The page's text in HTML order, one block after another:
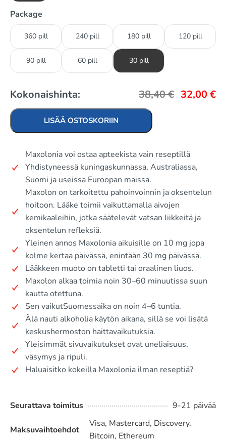
Package
360 pill 240 pill 180 pill 120 pill
90 pill 60 pill 30 pill
Kokonaishinta: 38,40€ 32,00€
LISÄÄ OSTOSKORIIN
Maxolonia voi ostaa apteekista vain reseptillä
Yhdistyneessä kuningaskunnassa, Australiassa,
Suomi ja useissa Euroopan maissa.
Maxolon on tarkoitettu pahoinvoinnin ja oksentelun
hoitoon. Lääke toimii vaikuttamalla aivojen
kemikaaleihin, jotka säätelevät vatsan liikkeitä ja
oksentelun refleksiä.
Yleinen annos Maxolonia aikuisille on 10 mg jopa
kolme kertaa päivässä, enintään 30 mg päivässä.
Lääkkeen muoto on tabletti tai oraalinen liuos.
Maxolon alkaa toimia noin 30–60 minuutissa suun
kautta otettuna.
Sen vaikutSuomessaika on noin 4–6 tuntia.
Älä nauti alkoholia käytön aikana, sillä se voi lisätä
keskushermoston haittavaikutuksia.
Yleisimmät sivuvaikutukset ovat uneliaisuus,
väsymys ja ripuli.
Haluaisitko kokeilla Maxolonia ilman reseptiä?
Seurattava toimitus 9-21 päivää
Maksuvaihtoehdot
Visa, Mastercard, Discovery,
Bitcoin, Ethereum